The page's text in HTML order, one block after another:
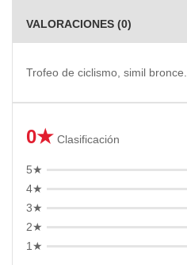
VALORACIONES (0)
Trofeo de ciclismo, simil bronce.
0★ Clasificación
5★
4★
3★
2★
1★